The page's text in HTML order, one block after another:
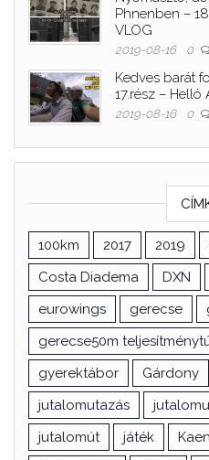
Phnenben –
VLOG
2019-08-16 0
Kedves barát
17.rész – Helló
2019-08-16 0
100km 2017 2019
Costa Diadema
DXN
eurowings
gerecse
gerecse50m
gyerektábor
Gárdony
jutalomutazás
jutalomút
játék